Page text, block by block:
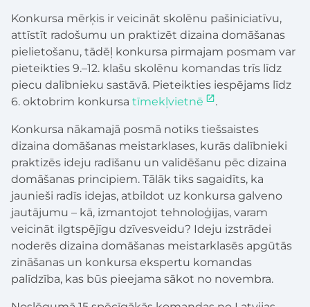
Konkursa mērķis ir veicināt skolēnu pašiniciatīvu,
attīstīt radošumu un praktizēt dizaina domāšanas
pielietošanu, tādēļ konkursa pirmajam posmam var
pieteikties 9.–12. klašu skolēnu komandas trīs līdz
piecu dalībnieku sastāvā. Pieteikties iespējams līdz
6. oktobrim konkursa tīmekļvietnē .
Konkursa nākamajā posmā notiks tiešsaistes
dizaina domāšanas meistarklases, kurās dalībnieki
praktizēs ideju radīšanu un validēšanu pēc dizaina
domāšanas principiem. Tālāk tiks sagaidīts, ka
jaunieši radīs idejas, atbildot uz konkursa galveno
jautājumu – kā, izmantojot tehnoloģijas, varam
veicināt ilgtspējīgu dzīvesveidu? Ideju izstrādei
noderēs dizaina domāšanas meistarklasēs apgūtās
zināšanas un konkursa ekspertu komandas
palīdzība, kas būs pieejama sākot no novembra.